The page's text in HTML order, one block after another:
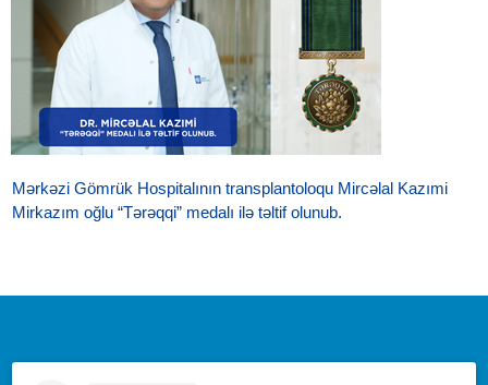
Mərkəzi Gömrük Hospitalının transplantoloqu Mircəlal Kazımi
Mirkazım oğlu “Tərəqqi” medalı ilə təltif olunub.